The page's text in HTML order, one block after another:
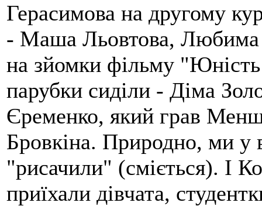
Герасимова на другому
- Маша Льовтова, Любима
на зйомки фільму
парубки сиділи - Діма
Єременко, який грав
Бровкіна. Природно, ми у
"рисачили" (сміється). І
приїхали дівчата,